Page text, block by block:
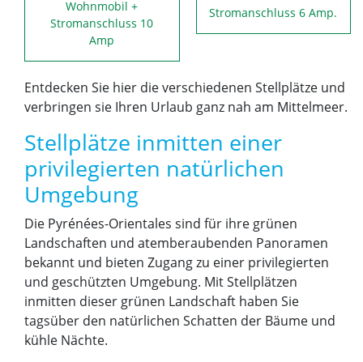
Wohnmobil +
Stromanschluss 10
Amp
Stromanschluss 6 Amp.
Entdecken Sie hier die verschiedenen Stellplätze und
verbringen sie Ihren Urlaub ganz nah am Mittelmeer.
Stellplätze inmitten einer
privilegierten natürlichen
Umgebung
Die Pyrénées-Orientales sind für ihre grünen
Landschaften und atemberaubenden Panoramen
bekannt und bieten Zugang zu einer privilegierten
und geschützten Umgebung. Mit Stellplätzen
inmitten dieser grünen Landschaft haben Sie
tagsüber den natürlichen Schatten der Bäume und
kühle Nächte.